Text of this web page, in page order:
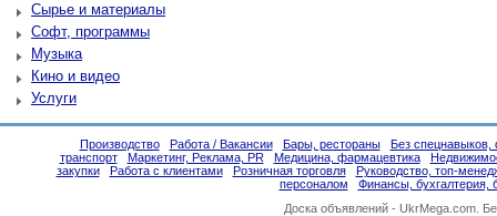
Сырье и материалы
Софт, программы
Музыка
Кино и видео
Услуги
Производство Работа / Вакансии Бары, рестораны
Без спецнавыков,
транспорт
Маркетинг, Реклама, PR Медицина, фармацевтика
закупки
Работа с клиентами Розничная торговля
Руководство, топ-
персоналом
Финансы, бухгалтерия,
Доска объявлений - UkrMega.com.